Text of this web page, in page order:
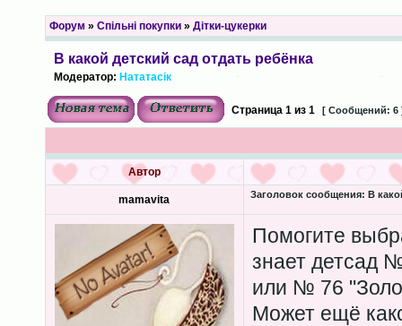
Форум » Спільні покупки» Дітки-цукерки
В какой детский сад отдать ребёнка
Модератор: Нататасік
Страница 1из 1 [ Сообщений: 6
Автор
mamavita Заголовок сообщения: В
Помогите
знает детсад
или № 76
Может ещё